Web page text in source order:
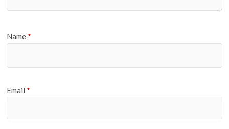
Name *
Email *